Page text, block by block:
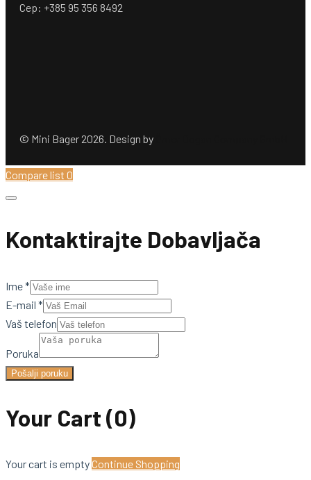
Cep: +385 95 356 8492
© Mini Bager 2026. Design by
Compare list 0
Kontaktirajte Dobavljača
Ime*
E-mail *
Vaš telefon
Poruka
Pošalji poruku
Your Cart (0)
Your cart is emptyContinue Shopping